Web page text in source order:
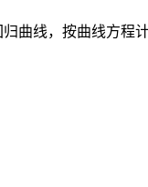
曲线，按曲线方程